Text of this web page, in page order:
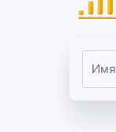
Имя